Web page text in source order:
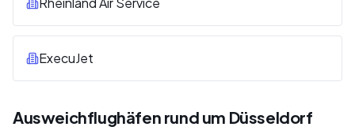
ExecuJet
Ausweichflughäfen rund um Düsseldorf